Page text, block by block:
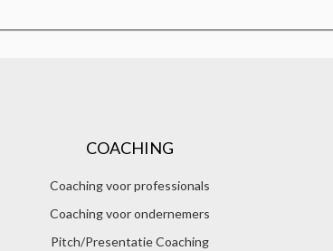
COACHING
Coaching voor professionals
Coaching voor ondernemers
Pitch/Presentatie Coaching